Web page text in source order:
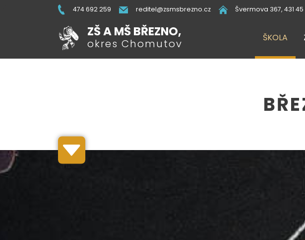
474 692 259 reditel@zsmsbrezno.cz Švermova 367, 431
ZŠ A MŠ BŘEZNO,
okres Chomutov ŠKOLA